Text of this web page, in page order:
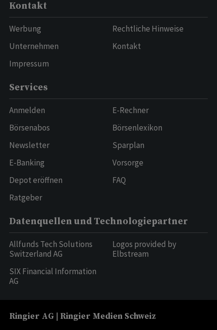
Kontakt
Werbung
Unternehmen
Impressum
Rechtliche Hinweise
Kontakt
Services
Anmelden
Börsenabos
Newsletter
E-Banking
Depot eröffnen
Ratgeber
E-Rechner
Börsenlexikon
Sparplan
Vorsorge
FAQ
Datenquellen und Technologiepartner
Allfunds Tech Solutions
Switzerland AG
SIX Financial Information
AG
Logos provided by
Elbstream
Ringier AG | Ringier Medien Schweiz